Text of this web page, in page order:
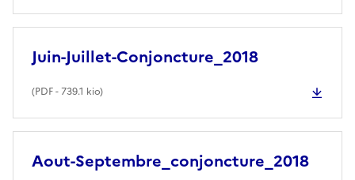
Juin-Juillet-Conjoncture_2018
(PDF- 739.1 kio)
Aout-Septembre_conjoncture_2018